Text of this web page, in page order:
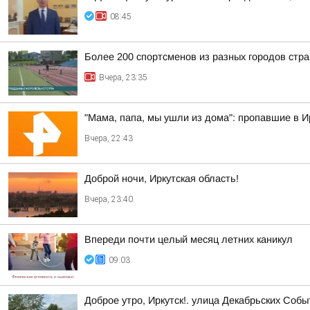
08:45
Более 200 спортсменов из разных городов
Вчера, 23:35
"Мама, папа, мы ушли из дома": пропавшие в
Вчера, 22:43
Доброй ночи, Иркутская область!
Вчера, 23:40
Впереди почти целый месяц летних каникул
09:03
Доброе утро, Иркутск!. улица Декабрьских